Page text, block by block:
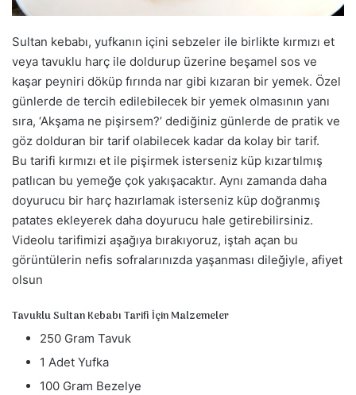
n
d
e
r
m
Sultan kebabı, yufkanın içini sebzeler ile birlikte kırmızı et
veya tavuklu harç ile doldurup üzerine beşamel sos ve
kaşar peyniri döküp fırında nar gibi kızaran bir yemek. Özel
günlerde de tercih edilebilecek bir yemek olmasının yanı
sıra, ‘Akşama ne pişirsem?’ dediğiniz günlerde de pratik ve
göz dolduran bir tarif olabilecek kadar da kolay bir tarif.
Bu tarifi kırmızı et ile pişirmek isterseniz küp kızartılmış
patlıcan bu yemeğe çok yakışacaktır. Aynı zamanda daha
doyurucu bir harç hazırlamak isterseniz küp doğranmış
patates ekleyerek daha doyurucu hale getirebilirsiniz.
Videolu tarifimizi aşağıya bırakıyoruz, iştah açan bu
görüntülerin nefis sofralarınızda yaşanması dileğiyle, afiyet
olsun
Tavuklu Sultan Kebabı Tarifi İçin Malzemeler
250 Gram Tavuk
1 Adet Yufka
100 Gram Bezelye